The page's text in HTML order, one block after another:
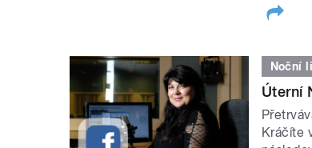
Noční
Úterní
Kráčíte